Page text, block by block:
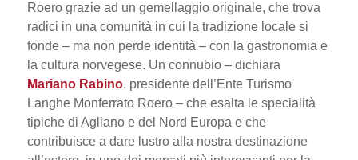
Roero grazie ad un gemellaggio originale, che trova
radici in una comunità in cui la tradizione locale si
fonde – ma non perde identità – con la gastronomia e
la cultura norvegese. Un connubio– dichiara
Mariano Rabino, presidente dell’Ente Turismo
Langhe Monferrato Roero – che esalta le specialità
tipiche di Agliano e del Nord Europa e che
contribuisce a dare lustro alla nostra destinazione